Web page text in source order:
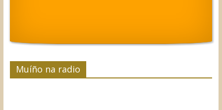
Muíño na radio